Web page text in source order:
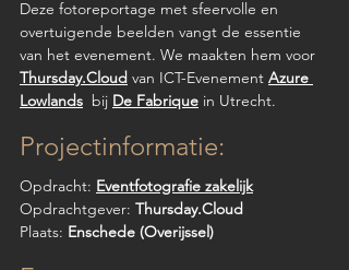
Deze fotoreportage met sfeervolle en
overtuigende beelden vangt de essentie
van het evenement. We maakten hem voor
Thursday.Cloud van ICT-Evenement Azure
Lowlands bij De Fabrique in Utrecht.
Projectinformatie:
Opdracht: Eventfotografie zakelijk
Opdrachtgever: Thursday.Cloud
Plaats: Enschede (Overijssel)